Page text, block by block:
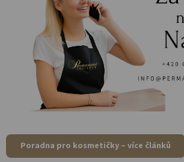
Poradna pro kosmetičky – více článků